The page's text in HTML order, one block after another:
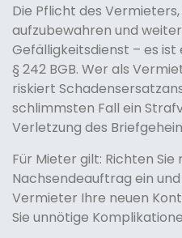
Die Pflicht des
aufzubewahren und
Gefälligkeitsdienst – es
§ 242 BGB. Wer als
riskiert
schlimmsten Fall ein
Verletzung des
Für Mieter gilt: Richten
Nachsendeauftrag ein
Vermieter Ihre neuen
Sie unnötige